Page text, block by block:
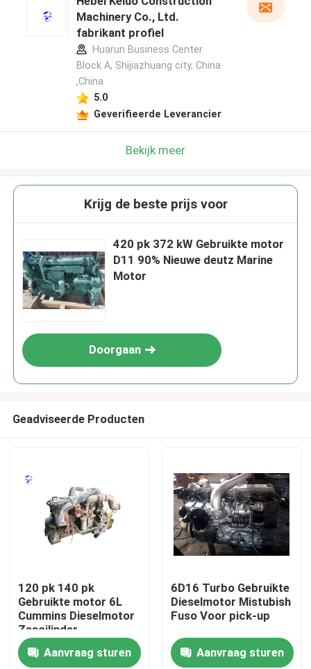
Thuis
Machinery Co., Ltd.
fabrikant profiel
Huarun Business Center
Block A, Shijiazhuang city, China
,China
5.0
Geverifieerde Leverancier
Bekijk meer
Krijg de beste prijs voor
420 pk 372 kW Gebruikte motor
D11 90% Nieuwe deutz Marine
Motor
Doorgaan
Geadviseerde Producten
120 pk 140 pk
Gebruikte motor 6L
Cummins Dieselmotor
Zescilinder
Aanvraag sturen
6D16 Turbo Gebruikte
Dieselmotor Mistubish
Fuso Voor pick-up
Aanvraag sturen